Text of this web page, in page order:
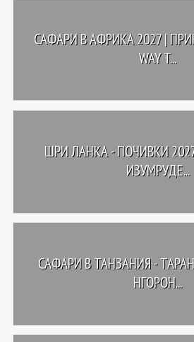
САФАРИ В АФРИКА 2027 |
WAY T...
ШРИ ЛАНКА - ПОЧИВКИ
ИЗУМРУДЕ...
САФАРИ В ТАНЗАНИЯ -
НГОРОН...